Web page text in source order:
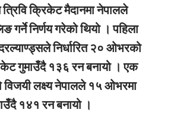
त्रिवि क्रिकेट मैदानमा नेपालले
गर्ने निर्णय गरेको थियो । पहिला
निर्धारित २० ओभरको
गुमाउँदै १३६ रन बनायो । एक
लक्ष्य नेपालले १५ ओभरमा
१४१ रन बनायो ।